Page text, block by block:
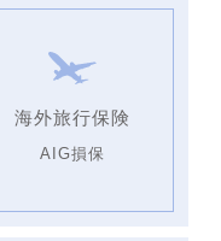
海外旅行保険
AIG損保